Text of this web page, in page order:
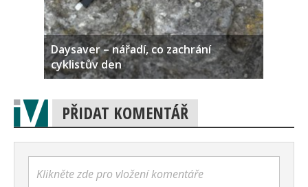
Daysaver – nářadí, co zachrání
cyklistův den
PŘIDAT KOMENTÁŘ
Klikněte zde pro vložení komentáře